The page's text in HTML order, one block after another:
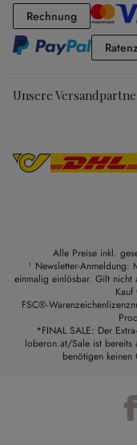
RechnungRechnung
Unsere
Alle Preise inkl.
¹ Newsletter-
einmalig einlösbar. Gilt nicht
Kauf
FSC®-
*FINAL SALE: Der
loberon.at/Sale ist bereits
benötigen